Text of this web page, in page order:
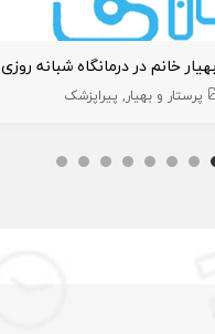
خانم در درمانگاه شبانه روزی
پرستار و بهیار پیراپزشک